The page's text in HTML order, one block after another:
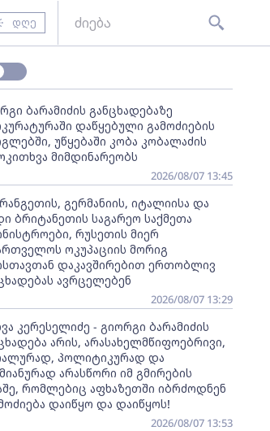
დღე
ბარამიძის განცხადებაზე
დაწყებული გამოძიების
უწყებაში კობა კობალაძის
მიმდინარეობს
2026/08/07 13:45
გერმანიის, იტალიისა და
ბრიტანეთის საგარეო საქმეთა
რუსეთის მიერ
ოკუპაციის მორიგ
დაკავშირებით ერთობლივ
ავრცელებენ
2026/08/07 13:29
კერესელიძე - გიორგი ბარამიძის
არის, არასახელმწიფოებრივი,
პოლიტიკურად და
არასწორი იმ გმირების
რომლებიც აფხაზეთში იბრძოდნენ
დაიწყო და დაიწყოს!
2026/08/07 13:53